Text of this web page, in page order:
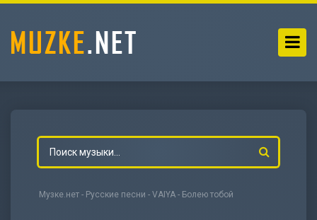
Музке.нет - Русские песни - VAIYA - Болею тобой